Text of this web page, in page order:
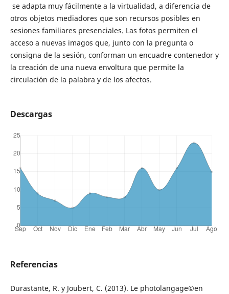
se adapta muy fácilmente a la virtualidad, a diferencia de
otros objetos mediadores que son recursos posibles en
sesiones familiares presenciales. Las fotos permiten el
acceso a nuevas imagos que, junto con la pregunta o
consigna de la sesión, conforman un encuadre contenedor y
la creación de una nueva envoltura que permite la
circulación de la palabra y de los afectos.
Descargas
Referencias
Durastante, R. y Joubert, C. (2013). Le photolangage©en